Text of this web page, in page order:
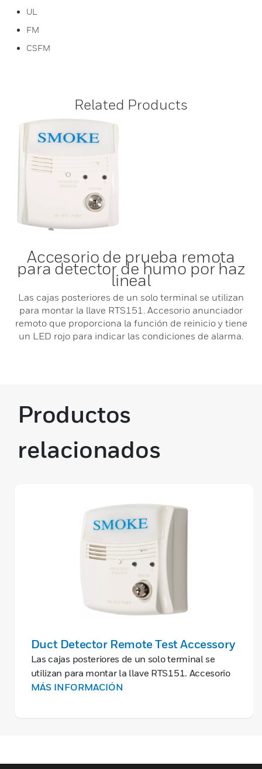
UL
FM
CSFM
Related Products
Accesorio de prueba remota
para detector de humo por haz
lineal
Las cajas posteriores de un solo terminal se utilizan
para montar la llave RTS151. Accesorio anunciador
remoto que proporciona la función de reinicio y tiene
un LED rojo para indicar las condiciones de alarma.
Productos
relacionados
Duct Detector Remote Test Accessory
Las cajas posteriores de un solo terminal se
utilizan para montar la llave RTS151. Accesorio
anunciador remoto que proporciona la función
condiciones de alarma.
MÁS INFORMACIÓN